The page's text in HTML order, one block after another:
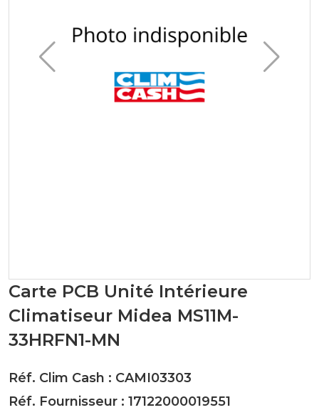
Carte PCB Unité Intérieure
Climatiseur Midea MS11M-
33HRFN1-MN
Réf. Clim Cash : CAMI03303
Réf. Fournisseur : 17122000019551